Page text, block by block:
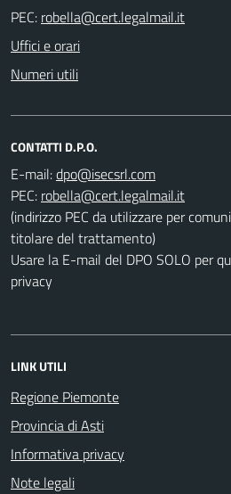
PEC:
Uffici e orari
Numeri utili
CONTATTI D.P.O.
E-mail:
PEC:
(indirizzo PEC da utilizzare per
titolare del trattamento)
Usare la E-mail del DPO SOLO per
privacy
LINK UTILI
Regione Piemonte
Provincia di Asti
Informativa privacy
Note legali